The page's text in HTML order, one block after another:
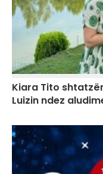
Kiara Tito
Luizin ndez